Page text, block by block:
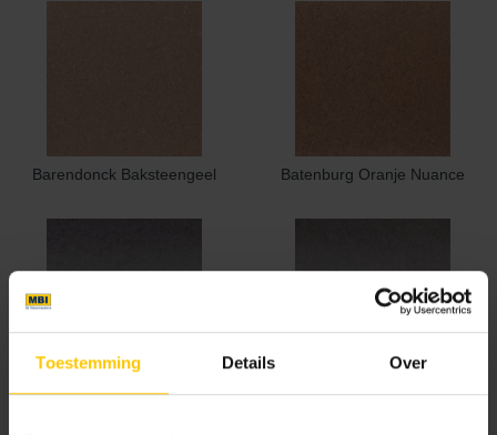
Toestemming Details Over
Barendonck Baksteengeel Batenburg Oranje Nuance
Beeckestijn Donkerbruin Bruin/Zwart genuanceerd
Toon meer